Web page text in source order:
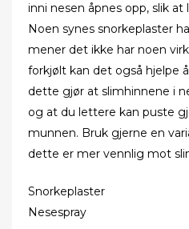
inni nesen åpnes opp, slik
Noen synes snorkeplaster
mener det ikke har noen
forkjølt kan det også hjelpe
dette gjør at slimhinnene i
og at du lettere kan puste
munnen. Bruk gjerne en
dette er mer vennlig mot
Snorkeplaster
Nesespray